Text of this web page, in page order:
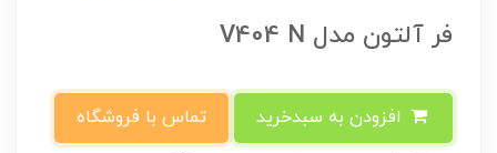
فر آلتون مدل V404 N
تماس با فروشگاه